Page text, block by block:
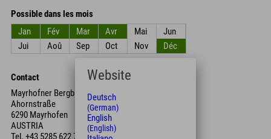
Possible dans les mois
Jan
Fév Mar Avr Mai
Jun
Jui
Aoû Sep Oct Nov Déc
Contact
Mayrhofner Bergbahnen Aktiengesellschaft
Ahornstraße
6290 Mayrhofen
AUSTRIA
Tel. +43 5285 622 77
Website
Deutsch
(German)
English
(English)